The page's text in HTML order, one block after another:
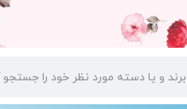
تخفیفات پیگیری سفارش